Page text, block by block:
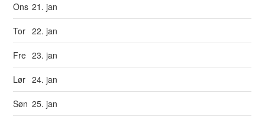
Ons 21. jan
Tor 22. jan
Fre 23. jan
Lør 24. jan
Søn 25. jan